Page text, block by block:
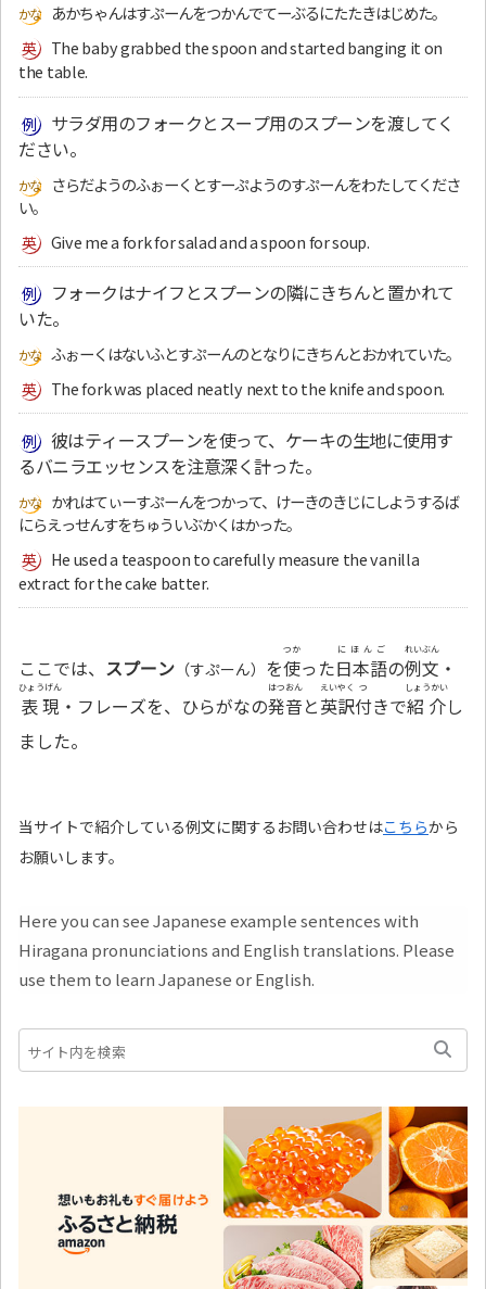
あかちゃんはすぷーんをつかんでてーぶるにたたきはじめた。
The baby grabbed the spoon and started banging it on
the table.
サラダ用のフォークとスープ用のスプーンを渡してく
ださい。
さらだようのふぉーくとすーぷようのすぷーんをわたしてくださ
い。
Give me a fork for salad and a spoon for soup.
フォークはナイフとスプーンの隣にきちんと置かれて
いた。
ふぉーくはないふとすぷーんのとなりにきちんとおかれていた。
The fork was placed neatly next to the knife and spoon.
彼はティースプーンを使って、ケーキの生地に使用す
るバニラエッセンスを注意深く計った。
かれはてぃーすぷーんをつかって、けーきのきじにしようするば
にらえっせんすをちゅういぶかくはかった。
He used a teaspoon to carefully measure the vanilla
extract for the cake batter.
ここでは、 スプーン （すぷーん） を使
つか
った日本語
にほんご
の例文
れいぶん
・
表現
ひょうげん
・フレーズを、ひらがなの発音
はつおん
と英訳
えいやく
付
つ
きで紹介
しょうかい
し
ました。
当サイトで紹介している例文に関するお問い合わせはこちらから
お願いします。
Here you can see Japanese example sentences with
Hiragana pronunciations and English translations. Please
use them to learn Japanese or English.